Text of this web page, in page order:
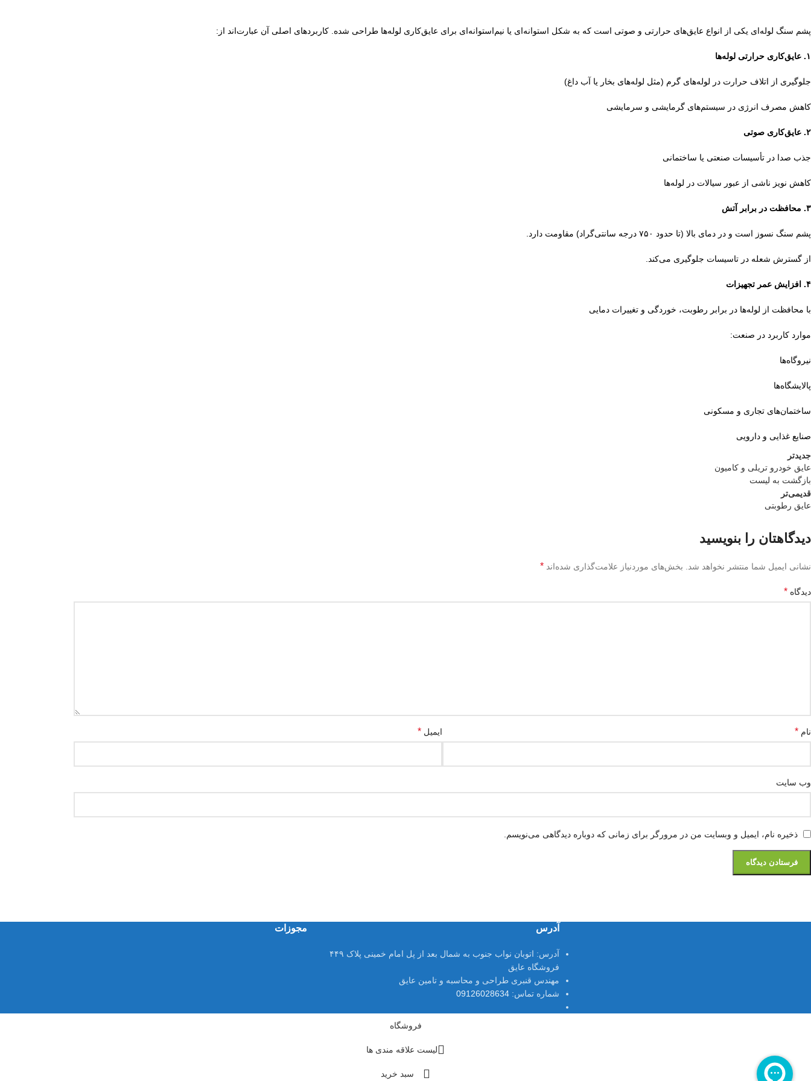
پشم سنگ لوله‌ای یکی از انواع عایق‌های حرارتی و صوتی است که به شکل استوانه‌ای یا نیم‌استوانه‌ای برای عایق‌کاری لوله‌ها طراحی شده. کاربردهای اصلی آن عبارت‌اند از:
۱.⁠ ⁠عایق‌کاری حرارتی لوله‌ها
جلوگیری از اتلاف حرارت در لوله‌های گرم (مثل لوله‌های بخار یا آب داغ)
کاهش مصرف انرژی در سیستم‌های گرمایشی و سرمایشی
۲.⁠ ⁠عایق‌کاری صوتی
جذب صدا در تأسیسات صنعتی یا ساختمانی
کاهش نویز ناشی از عبور سیالات در لوله‌ها
۳.⁠ ⁠محافظت در برابر آتش
پشم سنگ نسوز است و در دمای بالا (تا حدود ۷۵۰ درجه سانتی‌گراد) مقاومت دارد.
از گسترش شعله در تاسیسات جلوگیری می‌کند.
۴.⁠ ⁠افزایش عمر تجهیزات
با محافظت از لوله‌ها در برابر رطوبت، خوردگی و تغییرات دمایی
موارد کاربرد در صنعت:
نیروگاه‌ها
پالایشگاه‌ها
ساختمان‌های تجاری و مسکونی
صنایع غذایی و دارویی
جدیدتر
عایق خودرو تریلی و کامیون
بازگشت به لیست
قدیمی‌تر
عایق رطوبتی
دیدگاهتان را بنویسید
نشانی ایمیل شما منتشر نخواهد شد. بخش‌های موردنیاز علامت‌گذاری شده‌اند *
دیدگاه *
نام * ایمیل *
وب‌ سایت
ذخیره نام، ایمیل و وبسایت من در مرورگر برای زمانی که دوباره دیدگاهی می‌نویسم.
آدرس
آدرس:
اتوبان نواب جنوب به شمال بعد از پل امام خمینی پلاک ۴۴۹
فروشگاه عایق
مهندس قنبری طراحی و محاسبه و تامین عایق
شماره تماس:09126028634
مجوزات
فروشگاه
لیست علاقه مندی ها
سبد خرید